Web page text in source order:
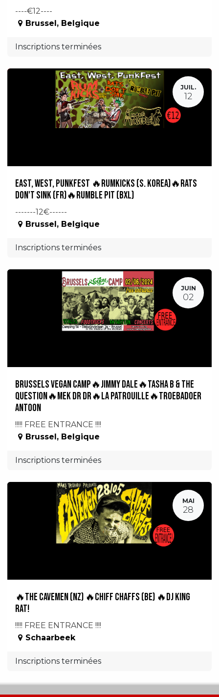
----€12----
Brussel, Belgique
Inscriptions terminées
JUIL.
12
EAST, WEST, PUNKFEST 🔥RumKicks (S. Korea)🔥Rats
Don't Sink (FR)🔥Rumble Pit (BXL)
-------12€------
Brussel, Belgique
Inscriptions terminées
JUIN
02
BRUSSELS VEGAN CAMP🔥Jimmy Dale🔥Tasha B & The
Question🔥Mek Dr Dr🔥La Patrouille🔥Troebadoer
Antoon
!!!!! FREE ENTRANCE !!!!
Brussel, Belgique
Inscriptions terminées
MAI
28
🔥The Cavemen (NZ) 🔥Chiff Chaffs (BE) 🔥DJ King
Rat!
!!!!! FREE ENTRANCE !!!!
Schaarbeek
Inscriptions terminées